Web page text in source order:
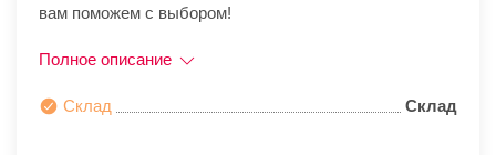
вам поможем с выбором!
Полное описание
Склад Склад